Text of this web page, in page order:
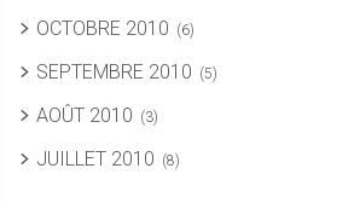
OCTOBRE 2010 (6)
SEPTEMBRE 2010 (5)
AOÛT 2010 (3)
JUILLET 2010 (8)